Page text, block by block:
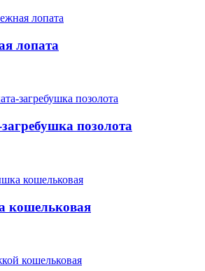
лопата
позолота
кошельковая